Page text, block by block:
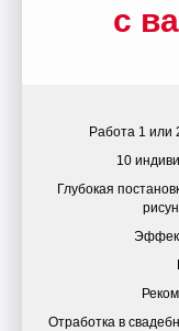
с
Работа 1 или
10
Глубокая
Отработка в